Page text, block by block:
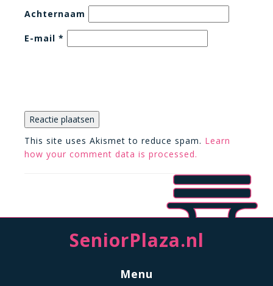
Achternaam
E-mail *
This site uses Akismet to reduce spam. Learn
how your comment data is processed.
SeniorPlaza.nl
Menu